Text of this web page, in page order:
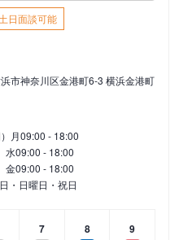
土日面談可能
市神奈川区金港町6-3 横浜金港町
月09:00 - 18:00
水09:00 - 18:00
金09:00 - 18:00
・日曜日・祝日
7
8
9